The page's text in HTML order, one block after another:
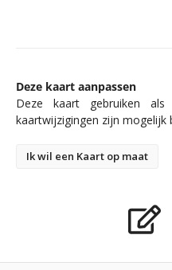
Deze kaart aanpassen
Deze kaart gebruiken
kaartwijzigingen zijn mogelijk
Ik wil een Kaart op maat